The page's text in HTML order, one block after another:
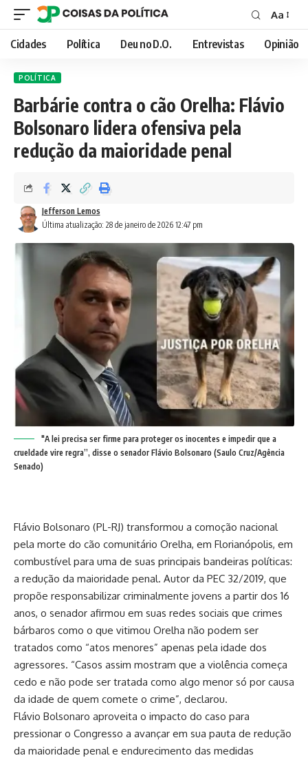
Font
Resizer
Aa
Cidades Política Deu no D.O. Entrevistas Opinião
POLÍTICA
Barbárie contra o cão Orelha: Flávio
Bolsonaro lidera ofensiva pela
redução da maioridade penal
Última atualização: 28 de janeiro de 2026 12:47 pm
Jefferson Lemos
"A lei precisa ser firme para proteger os inocentes e impedir que a
crueldade vire regra”, disse o senador Flávio Bolsonaro (Saulo Cruz/Agência
Senado)
Flávio Bolsonaro (PL-RJ) transformou a comoção nacional
pela morte do cão comunitário Orelha, em Florianópolis, em
combustível para uma de suas principais bandeiras políticas:
a redução da maioridade penal. Autor da PEC 32/2019, que
propõe responsabilizar criminalmente jovens a partir dos 16
anos, o senador afirmou em suas redes sociais que crimes
bárbaros como o que vitimou Orelha não podem ser
tratados como “atos menores” apenas pela idade dos
agressores. “Casos assim mostram que a violência começa
cedo e não pode ser tratada como algo menor só por causa
da idade de quem comete o crime”, declarou.
Flávio Bolsonaro aproveita o impacto do caso para
pressionar o Congresso a avançar em sua pauta de redução
da maioridade penal e endurecimento das medidas